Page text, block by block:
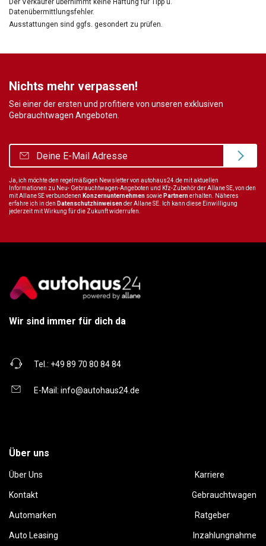
Der Verkäufer übernimmt keine Haftung für Tipp u.
Datenübermittlungsfehler.
Ausstattungen sind ggfs. gesondert zu prüfen.
Nichts mehr verpassen!
Sei einer der ersten und profitiere von unseren exklusiven
Gebrauchtwagen Angeboten.
Ja, ich möchte den regelmäßigen Newsletter von autohaus24.de mit aktuellen
Informationen zu Neu- Gebrauchtwagen-Angeboten und Kfz-Zubehör der Allane SE, von den
mit Allane SE verbundenen Konzernunternehmen sowie Partnernerhalten. Näheres
erfahre ich in den Datenschutzhinweisender Allane SE. Ich kann diese Einwilligung
jederzeit mit Wirkung für die Zukunft widerrufen.
Wir sind immer für dich da
Tel.: +49 89 70 80 84 84
E-Mail: info@autohaus24.de
Über uns
Über Uns Karriere
Kontakt Gebrauchtwagen
Automarken Ratgeber
Auto Leasing Inzahlungnahme